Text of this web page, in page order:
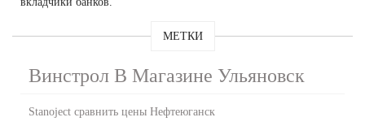
МЕТКИ
Винстрол В Магазине Ульяновск
Stanoject сравнить цены Нефтеюганск